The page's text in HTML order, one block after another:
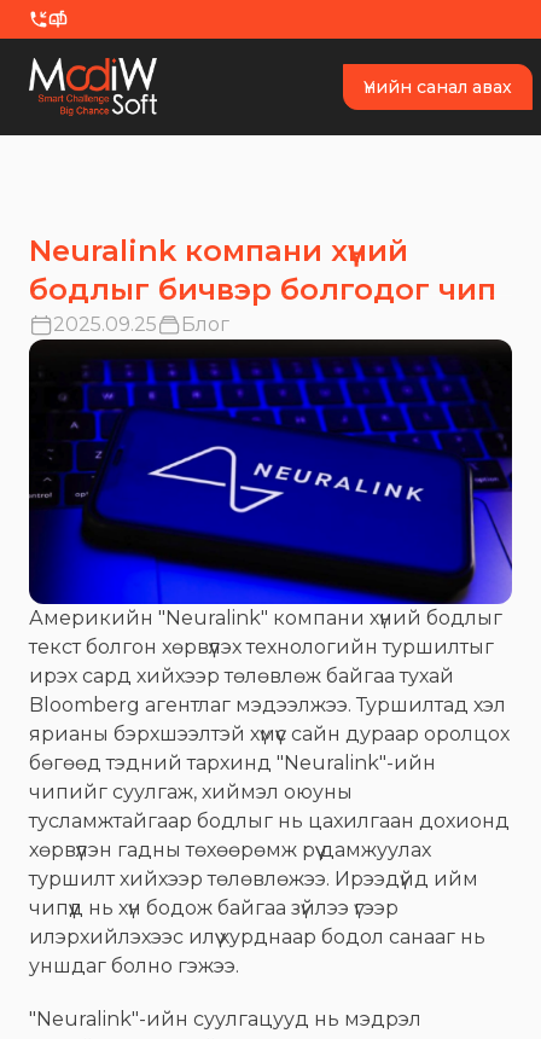
Skip to content
Үнийн санал авах
Neuralink компани хүний
бодлыг бичвэр болгодог чип
2025.09.25 Блог
Америкийн "Neuralink" компани хүний бодлыг
текст болгон хөрвүүлэх технологийн туршилтыг
ирэх сард хийхээр төлөвлөж байгаа тухай
Bloomberg агентлаг мэдээлжээ. Туршилтад хэл
ярианы бэрхшээлтэй хүмүүс сайн дураар оролцох
бөгөөд тэдний тархинд "Neuralink"-ийн
чипийг суулгаж, хиймэл оюуны
тусламжтайгаар бодлыг нь цахилгаан дохионд
хөрвүүлэн гадны төхөөрөмж рүү дамжуулах
туршилт хийхээр төлөвлөжээ. Ирээдүйд ийм
чипүүд нь хүн бодож байгаа зүйлээ үгээр
илэрхийлэхээс илүү хурднаар бодол санааг нь
уншдаг болно гэжээ.
"Neuralink"-ийн суулгацууд нь мэдрэл